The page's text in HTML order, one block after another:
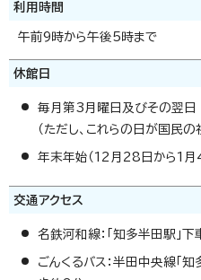
利用時間
午前9時から午後5時まで
休館日
毎月第3月曜日及びその翌日
（ただし、これらの日が国民
年末年始（12月28日から1月
交通アクセス
名鉄河和線：「知多半田駅」
ごんくるバス：半田中央線「知